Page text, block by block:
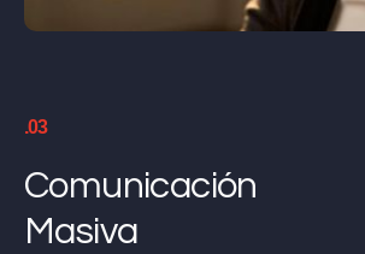
.03
Comunicación
Masiva